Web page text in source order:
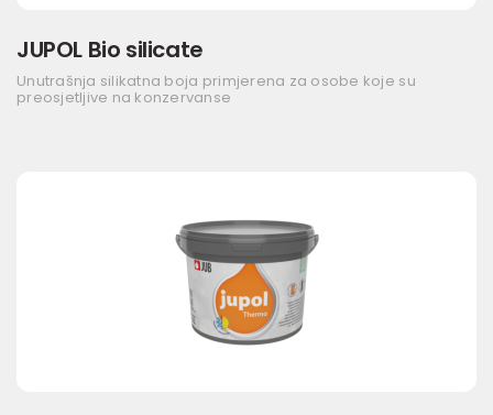
JUPOL Bio silicate
Unutrašnja silikatna boja primjerena za osobe koje su
preosjetljive na konzervanse